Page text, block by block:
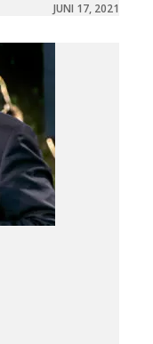
JUNI 17, 2021